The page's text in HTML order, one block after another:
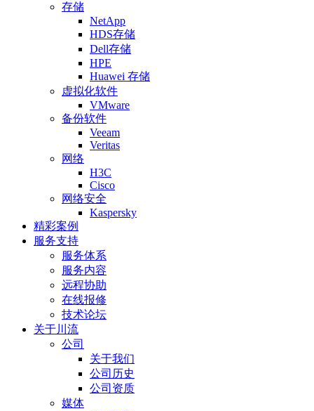
存储
NetApp
HDS存储
Dell存储
HPE
Huawei 存储
虚拟化软件
VMware
备份软件
Veeam
Veritas
网络
H3C
Cisco
网络安全
Kaspersky
精彩案例
服务支持
服务体系
服务内容
远程协助
在线报修
技术论坛
关于川流
公司
关于我们
公司历史
公司资质
媒体